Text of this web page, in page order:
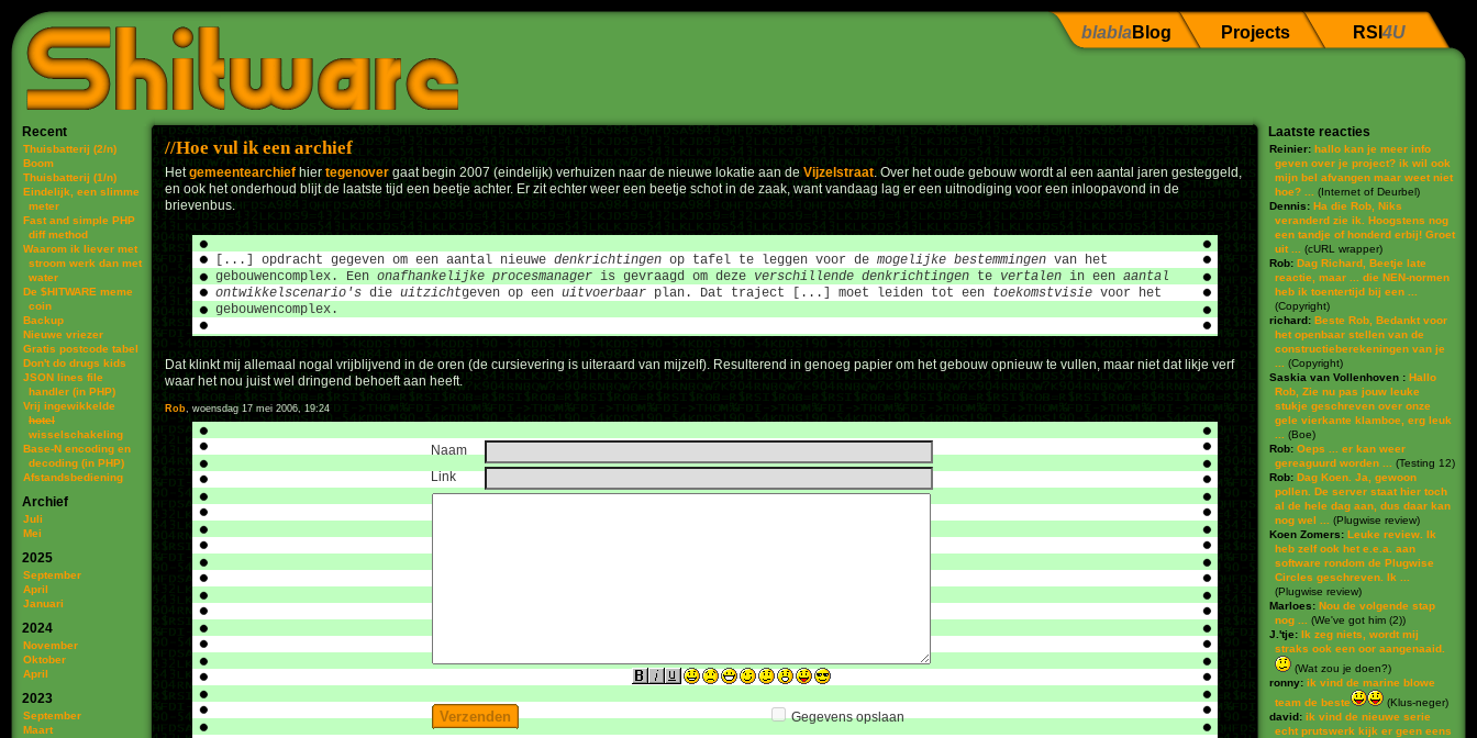
blabla Blog Projects RSI 4U
Recent
Thuisbatterij (2/n)
Boom
Thuisbatterij (1/n)
Eindelijk, een slimme
meter
Fast and simple PHP
diff method
Waarom ik liever met
stroom werk dan met
water
De $HITWARE meme
coin
Backup
Nieuwe vriezer
Gratis postcode tabel
Don't do drugs kids
JSON lines file
handler (in PHP)
Vrij ingewikkelde
hotel
wisselschakeling
Base-N encoding en
decoding (in PHP)
Afstandsbediening
Archief
Juli
Mei
2025
September
April
Januari
2024
November
Oktober
April
2023
September
Maart
Hoe vul ik een archief
Hetgemeentearchiefhiertegenovergaat begin 2007 (eindelijk) verhuizen naar de nieuwe lokatie aan deVijzelstraat. Over het oude gebouw wordt al een aantal jaren gesteggeld,
en ook het onderhoud blijt de laatste tijd een beetje achter. Er zit echter weer een beetje schot in de zaak, want vandaag lag er een uitnodiging voor een inloopavond in de
brievenbus.
[...] opdracht gegeven om een aantal nieuwe denkrichtingen op tafel te leggen voor de mogelijke bestemmingen van het
gebouwencomplex. Een onafhankelijke procesmanager is gevraagd om deze verschillende denkrichtingen te vertalen in een aantal
ontwikkelscenario's die uitzichtgeven op een uitvoerbaar plan. Dat traject [...] moet leiden tot een toekomstvisie voor het
gebouwencomplex.
Dat klinkt mij allemaal nogal vrijblijvend in de oren (de cursievering is uiteraard van mijzelf). Resulterend in genoeg papier om het gebouw opnieuw te vullen, maar niet dat likje verf
waar het nou juist wel dringend behoeft aan heeft.
Rob, woensdag 17 mei 2006, 19:24
Naam
Link
Gegevens opslaan
Laatste reacties
Reinier: hallo kan je meer info
geven over je project? ik wil ook
mijn bel afvangen maar weet niet
hoe? ...
(Internet of Deurbel)
Dennis: Ha die Rob, Niks
veranderd zie ik. Hoogstens nog
een tandje of honderd erbij! Groet
uit ...
(cURL wrapper)
Rob: Dag Richard, Beetje late
reactie, maar ... die NEN-normen
heb ik toentertijd bij een ...
(Copyright)
richard: Beste Rob, Bedankt voor
het openbaar stellen van de
constructieberekeningen van je
(Copyright)
Saskia van Vollenhoven : Hallo
Rob, Zie nu pas jouw leuke
stukje geschreven over onze
gele vierkante klamboe, erg leuk
(Boe)
Rob: Oeps ... er kan weer
gereaguurd worden ...
(Testing 12)
Rob: Dag Koen. Ja, gewoon
pollen. De server staat hier toch
al de hele dag aan, dus daar kan
nog wel ...
(Plugwise review)
Koen Zomers: Leuke review. Ik
heb zelf ook het e.e.a. aan
software rondom de Plugwise
Circles geschreven. Ik ...
(Plugwise review)
Marloes: Nou de volgende stap
nog ...
(We've got him (2))
J.'tje: Ik zeg niets, wordt mij
straks ook een oor aangenaaid.
(Wat zou je doen?)
ronny: ik vind de marine blowe
team de beste
(Klus-neger)
david: ik vind de nieuwe serie
echt prutswerk kijk er geen eens